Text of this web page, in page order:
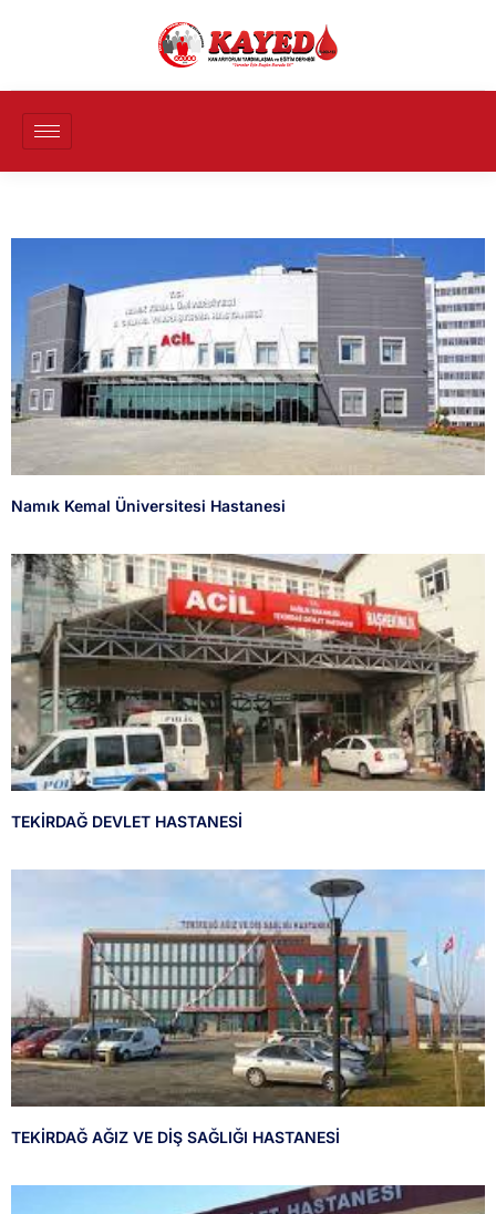
Namık Kemal Üniversitesi Hastanesi
TEKİRDAĞ DEVLET HASTANESİ
TEKİRDAĞ AĞIZ VE DİŞ SAĞLIĞI HASTANESİ